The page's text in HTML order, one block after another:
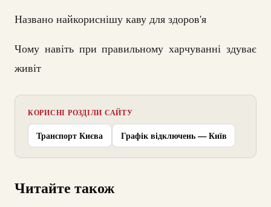
Названо найкориснішу каву для здоров'я
Чому навіть при правильному харчуванні здуває
живіт
КОРИСНІ РОЗДІЛИ САЙТУ
Транспорт Києва Графік відключень — Київ
Читайте також